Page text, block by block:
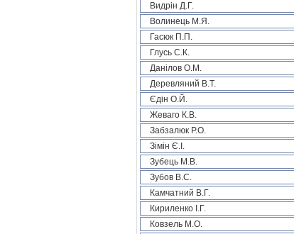
Видрін Д.Г.
Волинець М.Я.
Гасюк П.П.
Глусь С.К.
Данілов О.М.
Деревляний В.Т.
Єдін О.Й.
Жеваго К.В.
Забзалюк Р.О.
Зімін Є.І.
Зубець М.В.
Зубов В.С.
Камчатний В.Г.
Кириленко І.Г.
Ковзель М.О.